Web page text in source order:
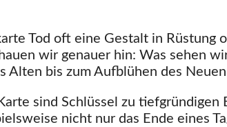
Tod oft eine Gestalt in Rüstung
wir genauer hin: Was sehen
Alten bis zum Aufblühen des
sind Schlüssel zu tiefgründigen
nicht nur das Ende eines